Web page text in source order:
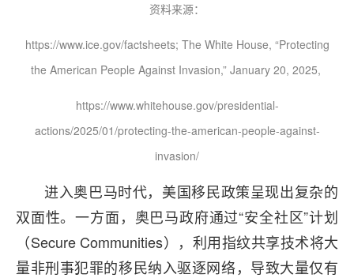
资料来源：
https://www.ice.gov/factsheets; The White House, “Protecting
the American People Against Invasion,” January 20, 2025,
https://www.whitehouse.gov/presidential-
actions/2025/01/protecting-the-american-people-against-
invasion/
进入奥巴马时代，美国移民政策呈现出复杂的
双面性。一方面，奥巴马政府通过“安全社区”计划
（Secure Communities），利用指纹共享技术将大
量非刑事犯罪的移民纳入驱逐网络，导致大量仅有